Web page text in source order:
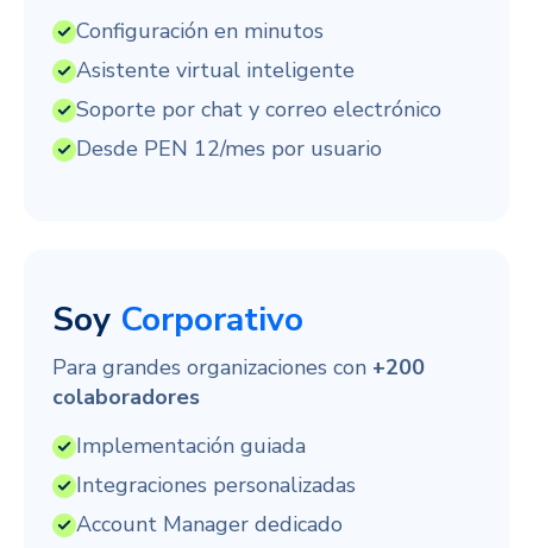
Configuración en minutos
Asistente virtual inteligente
Soporte por chat y correo electrónico
Desde PEN 12/mes por usuario
Soy Corporativo
Para grandes organizaciones con +200
colaboradores
Implementación guiada
Integraciones personalizadas
Account Manager dedicado